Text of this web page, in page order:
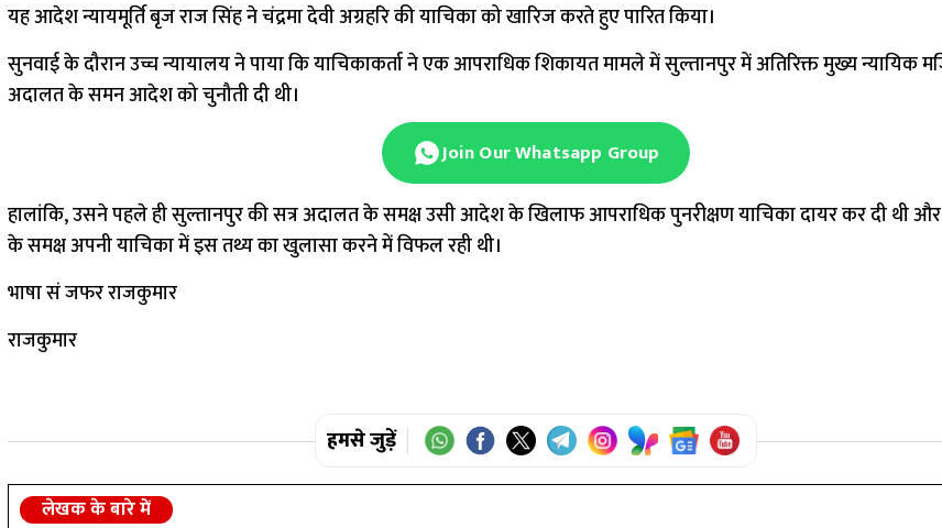
यह आदेश न्यायमूर्ति बृज राज सिंह ने चंद्रमा देवी अग्रहरि की याचिका को खारिज करते हुए पारित किया।
सुनवाई के दौरान उच्च न्यायालय ने पाया कि याचिकाकर्ता ने एक आपराधिक शिकायत मामले में सुल्तानपुर में अतिरिक्त मुख्य न्यायिक
अदालत के समन आदेश को चुनौती दी थी।
Join Our Whatsapp Group
हालांकि, उसने पहले ही सुल्तानपुर की सत्र अदालत के समक्ष उसी आदेश के खिलाफ आपराधिक पुनरीक्षण याचिका दायर कर दी थी और
के समक्ष अपनी याचिका में इस तथ्य का खुलासा करने में विफल रही थी।
भाषा सं जफर राजकुमार
राजकुमार
हमसे जुड़ें
लेखक के बारे में